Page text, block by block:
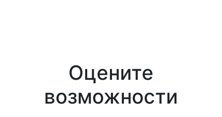
Оцените
возможности